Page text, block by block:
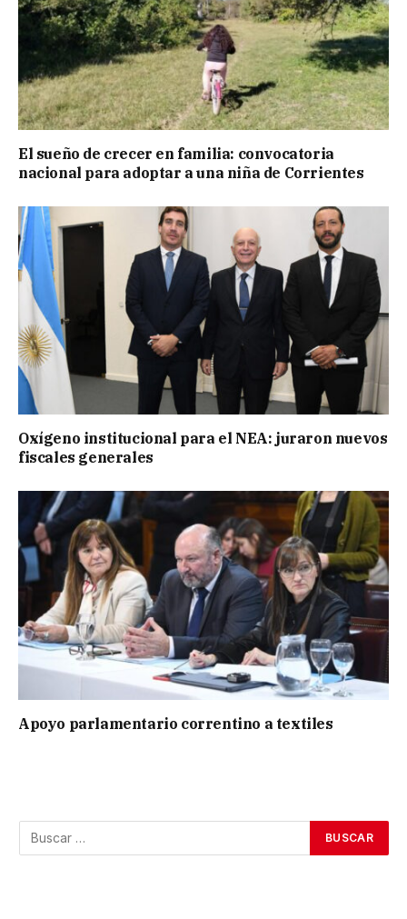
El sueño de crecer en familia: convocatoria
nacional para adoptar a una niña de Corrientes
Oxígeno institucional para el NEA: juraron nuevos
fiscales generales
Apoyo parlamentario correntino a textiles